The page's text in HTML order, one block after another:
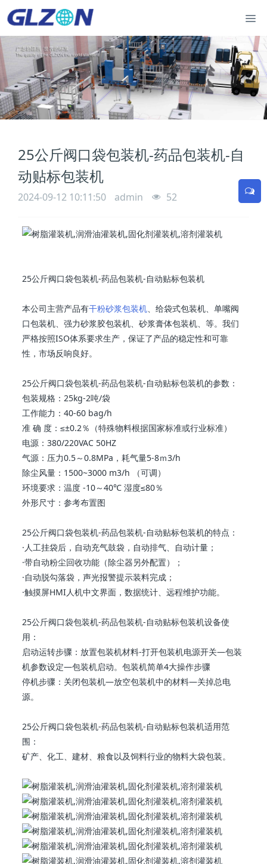
25公斤阀口袋包装机-药品包装机-自
动贴标包装机
2024-09-12 10:11:50 admin 52
25公斤阀口袋包装机-药品包装机-自动贴标包装机
本公司主营产品有干粉砂浆包装机、给袋式包装机、单嘴阀
口包装机、强力砂浆胶包装机、砂浆膏体包装机、等。我们
严格按照ISO体系要求生产，保证了产品的稳定性和可靠
性，市场反响良好。
25公斤阀口袋包装机-药品包装机-自动贴标包装机的参数：
包装规格：25kg-2吨/袋
工作能力：40-60 bag/h
准 确 度：≤±0.2％（特殊物料根据国家标准或行业标准）
电源：380/220VAC 50HZ
气源：压力0.5～0.8MPa，耗气量5-8ｍ3/h
除尘风量：1500~3000 m3/h （可调）
环境要求：温度 -10～40℃ 湿度≤80％
外形尺寸：参考布置图
25公斤阀口袋包装机-药品包装机-自动贴标包装机的特点：
·人工挂袋后，自动充气鼓袋，自动排气、自动计量；
·带自动粉尘回收功能（除尘器另外配置）；
·自动脱勾落袋，声光报警提示装料完成；
·触摸屏HMI人机中文界面，数据统计、远程维护功能。
25公斤阀口袋包装机-药品包装机-自动贴标包装机设备使
用：
启动运转步骤：放置包装机材料-打开包装机电源开关—包装
机参数设定—包装机启动。包装机简单4大操作步骤
停机步骤：关闭包装机—放空包装机中的材料—关掉总电
源。
25公斤阀口袋包装机-药品包装机-自动贴标包装机适用范
围：
矿产、化工、建材、粮食以及饲料行业的物料大袋包装。